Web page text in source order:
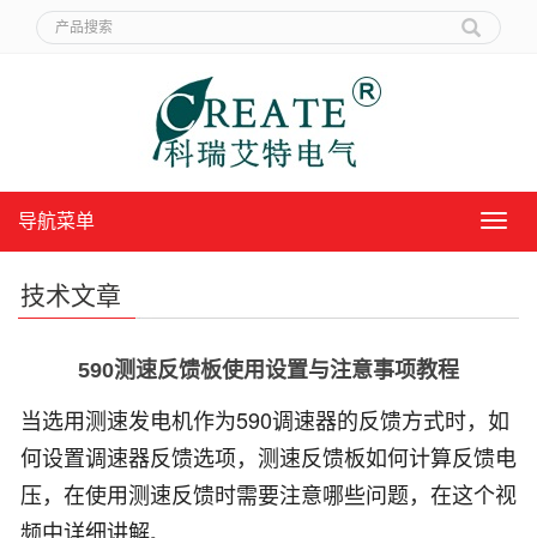
导
导航菜单
技术文章
590测速反馈板使用设置与注意事项教程
当选用测速发电机作为590调速器的反馈方式时，如
何设置调速器反馈选项，测速反馈板如何计算反馈电
压，在使用测速反馈时需要注意哪些问题，在这个视
频中详细讲解